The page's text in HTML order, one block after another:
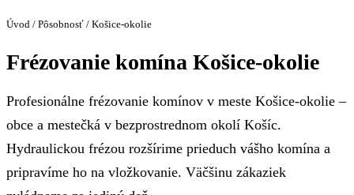
Úvod / Pôsobnosť / Košice-okolie
Frézovanie komína Košice-okolie
Profesionálne frézovanie komínov v meste Košice-okolie –
obce a mestečká v bezprostrednom okolí Košíc.
Hydraulickou frézou rozšírime prieduch vášho komína a
pripravíme ho na vložkovanie. Väčšinu zákaziek